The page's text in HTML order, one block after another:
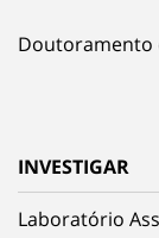
Doutoramento
INVESTIGAR
Laboratório